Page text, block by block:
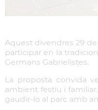
Aquest divendres 29
participar en la
Germans Gabrielistes.
La proposta convida
ambient festiu i
gaudir-lo al parc amb